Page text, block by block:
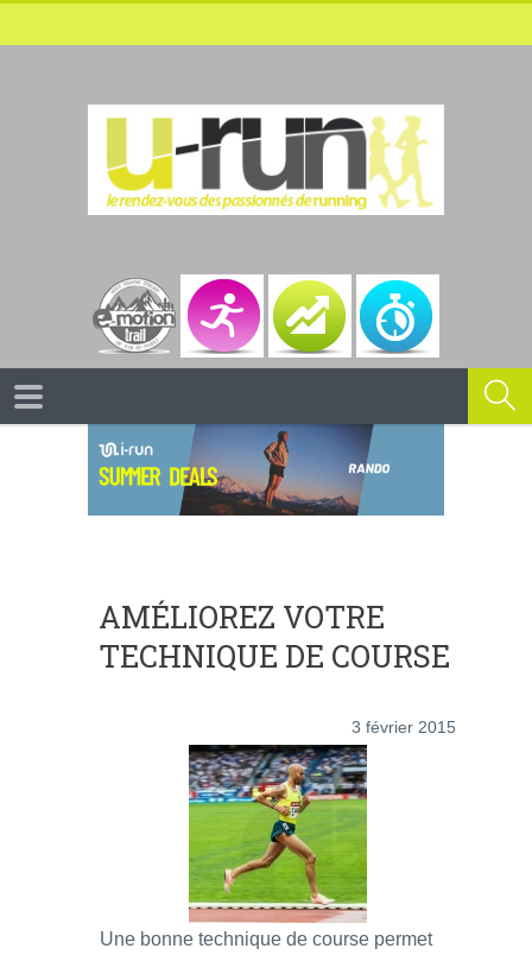
AMÉLIOREZ VOTRE
TECHNIQUE DE COURSE
3 février 2015
Une bonne technique de course permet